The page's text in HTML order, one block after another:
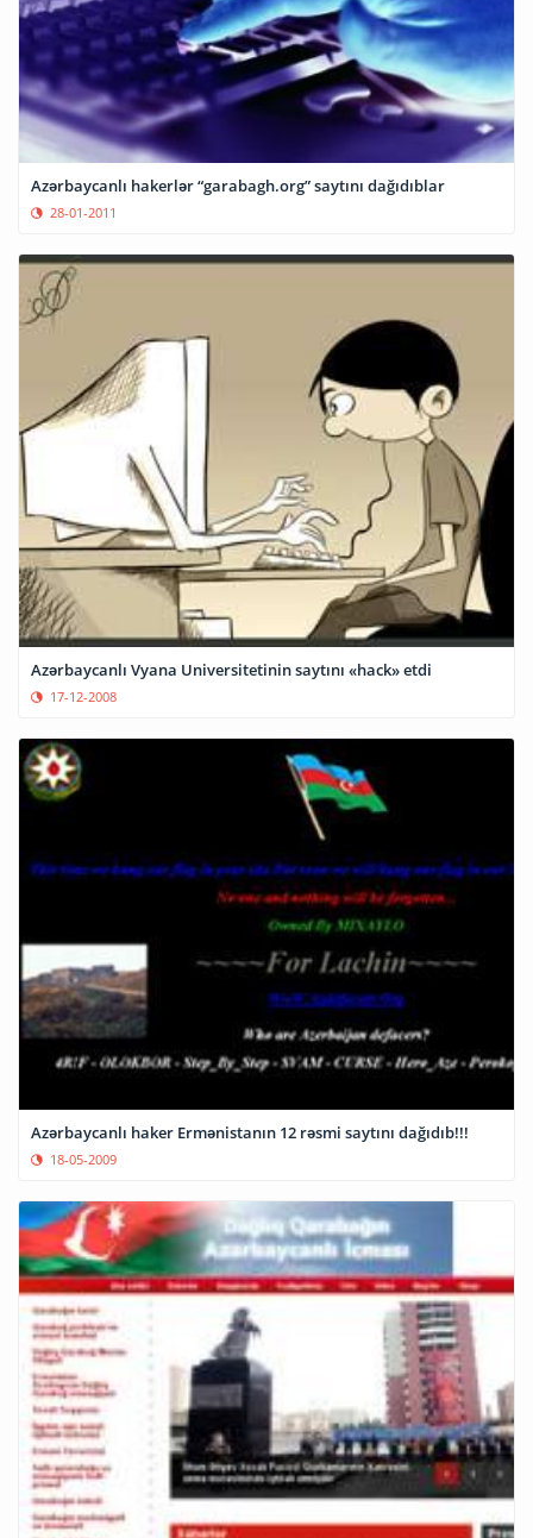
Azərbaycanlı hakerlər “garabagh.org” saytını dağıdıblar
28-01-2011
Azərbaycanlı Vyana Universitetinin saytını «hack» etdi
17-12-2008
Azərbaycanlı haker Ermənistanın 12 rəsmi saytını dağıdıb!!!
18-05-2009